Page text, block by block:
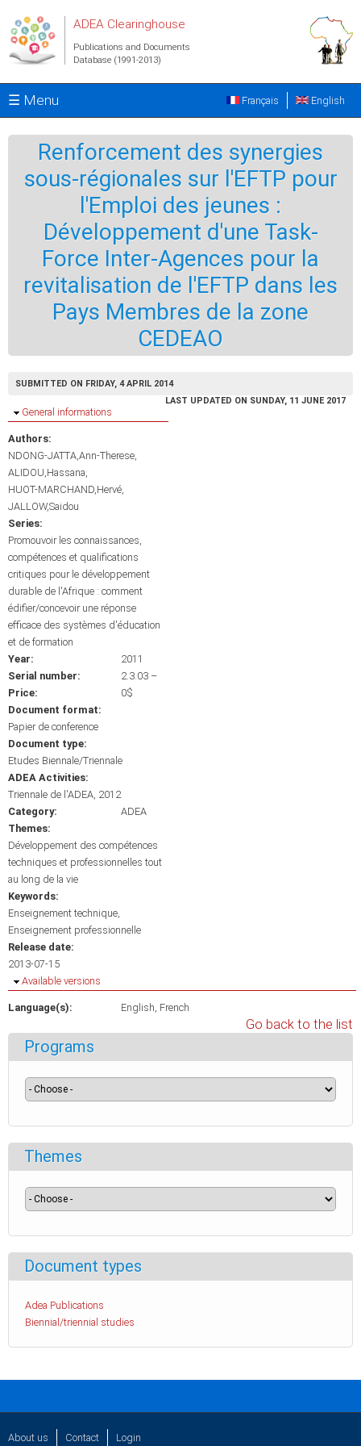
ADEA Clearinghouse
Publications and Documents
Database (1991-2013)
☰ Menu English
Français
Renforcement des synergies
sous-régionales sur l'EFTP pour
l'Emploi des jeunes :
Développement d'une Task-
Force Inter-Agences pour la
revitalisation de l'EFTP dans les
Pays Membres de la zone
CEDEAO
SUBMITTED ON FRIDAY, 4 APRIL 2014
LAST UPDATED ON SUNDAY, 11 JUNE 2017
Hide
General informations
Authors:
NDONG-JATTA,Ann-Therese
ALIDOU,Hassana
HUOT-MARCHAND,Hervé
JALLOW,Saidou
Series:
Promouvoir les connaissances,
compétences et qualifications
critiques pour le développement
durable de l'Afrique : comment
édifier/concevoir une réponse
efficace des systèmes d'éducation
et de formation
Year:
2011
Serial number:
2.3.03 –
Price:
0$
Document format:
Papier de conference
Document type:
Etudes Biennale/Triennale
ADEA Activities:
Triennale de l'ADEA, 2012
Category:
ADEA
Themes:
Développement des compétences
techniques et professionnelles tout
au long de la vie
Keywords:
Enseignement technique
Enseignement professionnelle
Release date:
2013-07-15
Hide
Available versions
Language(s): English French
Go back to the list
Programs
Themes
Document types
Adea Publications
Biennial/triennial studies
About us Contact Login